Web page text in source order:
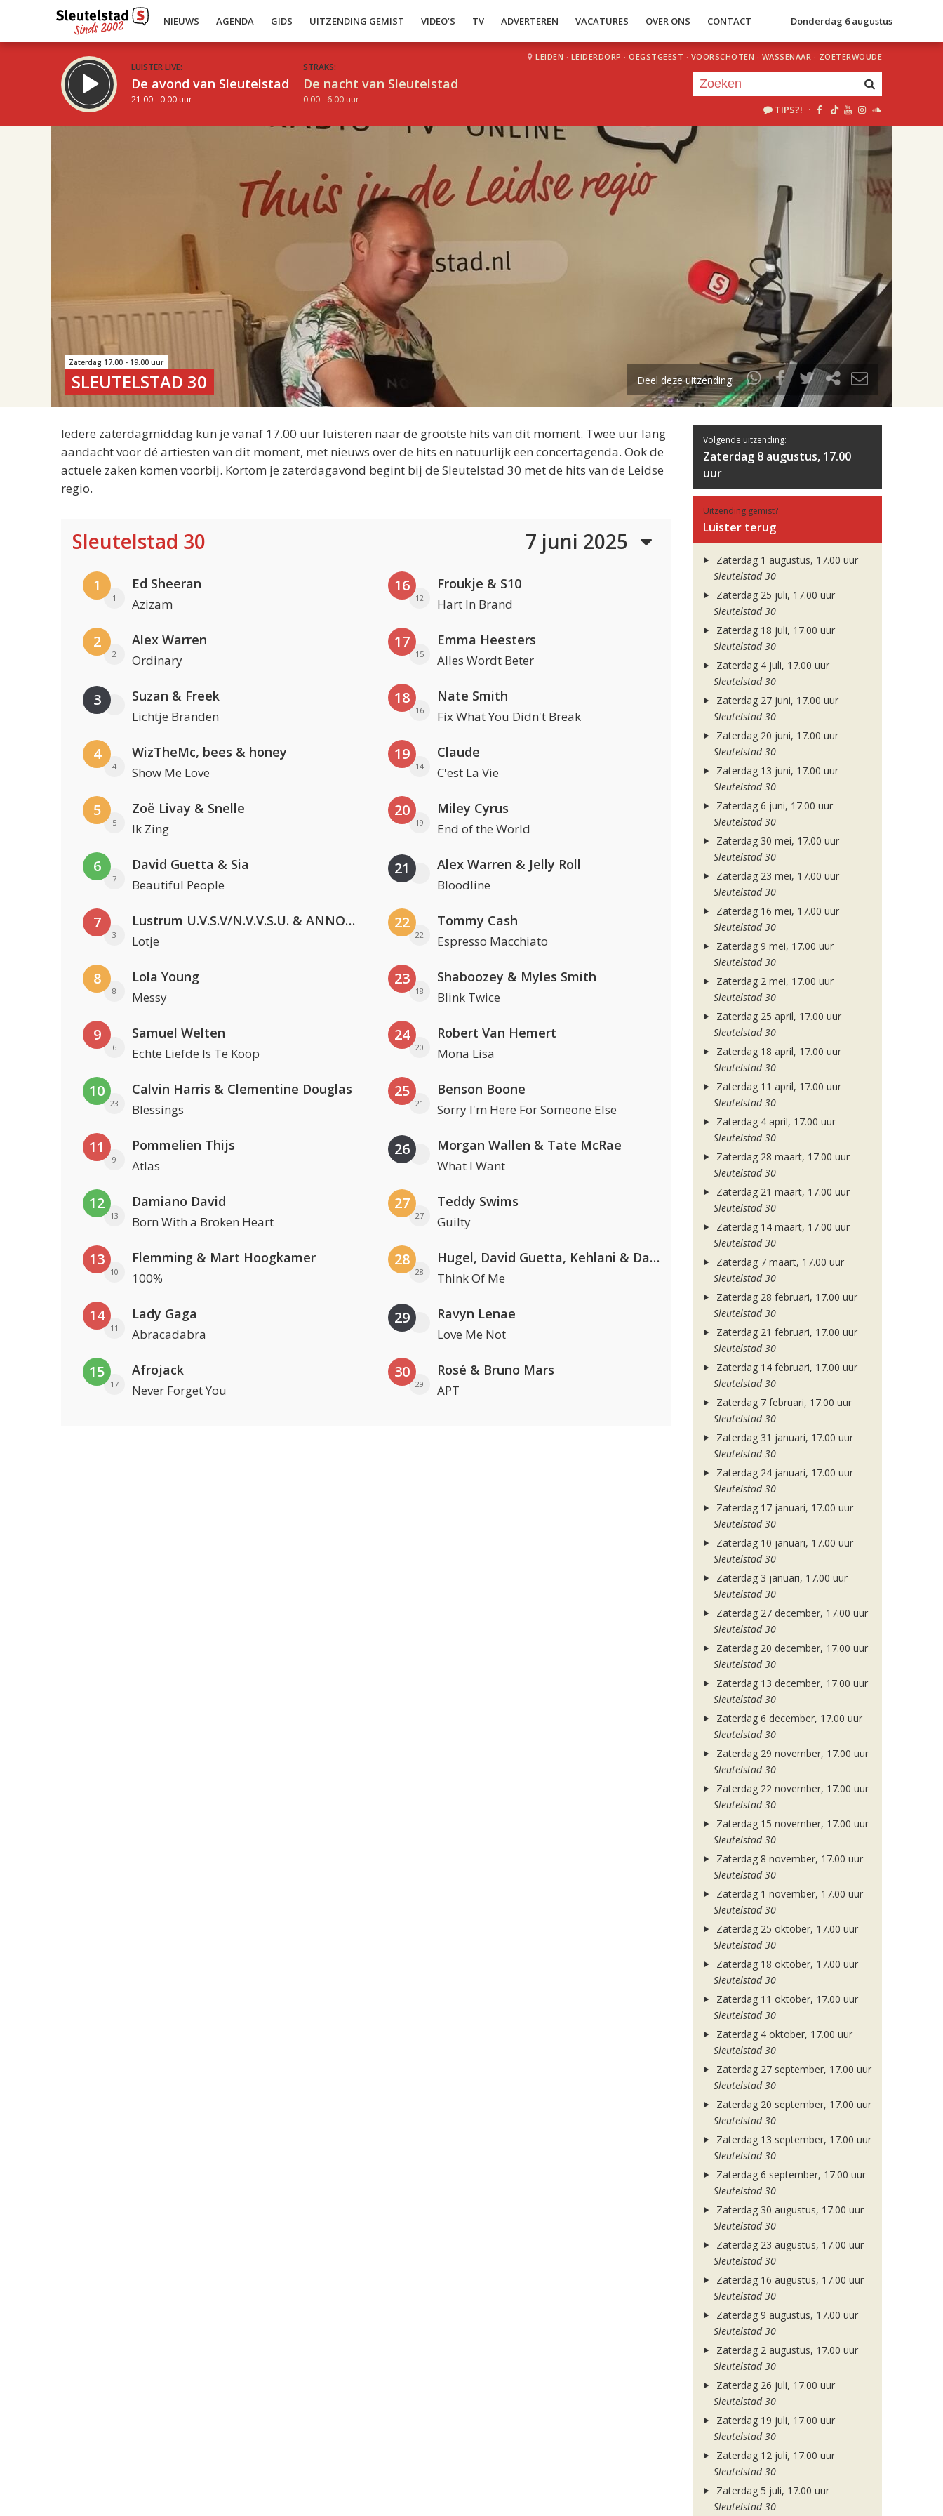
NIEUWS AGENDA GIDS UITZENDING GEMIST VIDEO’S TV ADVERTEREN VACATURES OVER ONS CONTACT Donderdag 6 augustus
LUISTER LIVE:
De avond van Sleutelstad
21.00 - 0.00 uur
STRAKS:
De nacht van Sleutelstad
0.00 - 6.00 uur
LEIDEN · LEIDERDORP · OEGSTGEEST · VOORSCHOTEN · WASSENAAR · ZOETERWOUDE
TIPS?! ·
uur 1 van 2
Volgend uur
Zaterdag 17.00 - 19.00 uur
SLEUTELSTAD 30 Deel deze uitzending!
Iedere zaterdagmiddag kun je vanaf 17.00 uur luisteren naar de grootste hits van dit moment. Twee uur lang
aandacht voor dé artiesten van dit moment, met nieuws over de hits en natuurlijk een concertagenda. Ook de
actuele zaken komen voorbij. Kortom je zaterdagavond begint bij de Sleutelstad 30 met de hits van de Leidse
regio.
Sleutelstad 30 7 juni 2025
1
1
Ed Sheeran
Azizam
2
2
Alex Warren
Ordinary
3 Suzan & Freek
Lichtje Branden
4
4
WizTheMc, bees & honey
Show Me Love
5
5
Zoë Livay & Snelle
Ik Zing
6
7
David Guetta & Sia
Beautiful People
7
3
Lustrum U.V.S.V/N.V.V.S.U. & ANNO ONS & Jopke van Dobbenburgh & Roeland Beelen
Lotje
8
8
Lola Young
Messy
9
6
Samuel Welten
Echte Liefde Is Te Koop
10
23
Calvin Harris & Clementine Douglas
Blessings
11
9
Pommelien Thijs
Atlas
12
13
Damiano David
Born With a Broken Heart
13
10
Flemming & Mart Hoogkamer
100%
14
11
Lady Gaga
Abracadabra
15
17
Afrojack
Never Forget You
16
12
Froukje & S10
Hart In Brand
17
15
Emma Heesters
Alles Wordt Beter
18
16
Nate Smith
Fix What You Didn't Break
19
14
Claude
C'est La Vie
20
19
Miley Cyrus
End of the World
21 Alex Warren & Jelly Roll
Bloodline
22
22
Tommy Cash
Espresso Macchiato
23
18
Shaboozey & Myles Smith
Blink Twice
24
20
Robert Van Hemert
Mona Lisa
25
21
Benson Boone
Sorry I'm Here For Someone Else
26 Morgan Wallen & Tate McRae
What I Want
27
27
Teddy Swims
Guilty
28
28
Hugel, David Guetta, Kehlani & Daecolm
Think Of Me
29 Ravyn Lenae
Love Me Not
30
29
Rosé & Bruno Mars
APT
Volgende uitzending:
Zaterdag 8 augustus, 17.00
uur
Uitzending gemist?
Luister terug
Zaterdag 1 augustus, 17.00 uur
Sleutelstad 30
Zaterdag 25 juli, 17.00 uur
Sleutelstad 30
Zaterdag 18 juli, 17.00 uur
Sleutelstad 30
Zaterdag 4 juli, 17.00 uur
Sleutelstad 30
Zaterdag 27 juni, 17.00 uur
Sleutelstad 30
Zaterdag 20 juni, 17.00 uur
Sleutelstad 30
Zaterdag 13 juni, 17.00 uur
Sleutelstad 30
Zaterdag 6 juni, 17.00 uur
Sleutelstad 30
Zaterdag 30 mei, 17.00 uur
Sleutelstad 30
Zaterdag 23 mei, 17.00 uur
Sleutelstad 30
Zaterdag 16 mei, 17.00 uur
Sleutelstad 30
Zaterdag 9 mei, 17.00 uur
Sleutelstad 30
Zaterdag 2 mei, 17.00 uur
Sleutelstad 30
Zaterdag 25 april, 17.00 uur
Sleutelstad 30
Zaterdag 18 april, 17.00 uur
Sleutelstad 30
Zaterdag 11 april, 17.00 uur
Sleutelstad 30
Zaterdag 4 april, 17.00 uur
Sleutelstad 30
Zaterdag 28 maart, 17.00 uur
Sleutelstad 30
Zaterdag 21 maart, 17.00 uur
Sleutelstad 30
Zaterdag 14 maart, 17.00 uur
Sleutelstad 30
Zaterdag 7 maart, 17.00 uur
Sleutelstad 30
Zaterdag 28 februari, 17.00 uur
Sleutelstad 30
Zaterdag 21 februari, 17.00 uur
Sleutelstad 30
Zaterdag 14 februari, 17.00 uur
Sleutelstad 30
Zaterdag 7 februari, 17.00 uur
Sleutelstad 30
Zaterdag 31 januari, 17.00 uur
Sleutelstad 30
Zaterdag 24 januari, 17.00 uur
Sleutelstad 30
Zaterdag 17 januari, 17.00 uur
Sleutelstad 30
Zaterdag 10 januari, 17.00 uur
Sleutelstad 30
Zaterdag 3 januari, 17.00 uur
Sleutelstad 30
Zaterdag 27 december, 17.00 uur
Sleutelstad 30
Zaterdag 20 december, 17.00 uur
Sleutelstad 30
Zaterdag 13 december, 17.00 uur
Sleutelstad 30
Zaterdag 6 december, 17.00 uur
Sleutelstad 30
Zaterdag 29 november, 17.00 uur
Sleutelstad 30
Zaterdag 22 november, 17.00 uur
Sleutelstad 30
Zaterdag 15 november, 17.00 uur
Sleutelstad 30
Zaterdag 8 november, 17.00 uur
Sleutelstad 30
Zaterdag 1 november, 17.00 uur
Sleutelstad 30
Zaterdag 25 oktober, 17.00 uur
Sleutelstad 30
Zaterdag 18 oktober, 17.00 uur
Sleutelstad 30
Zaterdag 11 oktober, 17.00 uur
Sleutelstad 30
Zaterdag 4 oktober, 17.00 uur
Sleutelstad 30
Zaterdag 27 september, 17.00 uur
Sleutelstad 30
Zaterdag 20 september, 17.00 uur
Sleutelstad 30
Zaterdag 13 september, 17.00 uur
Sleutelstad 30
Zaterdag 6 september, 17.00 uur
Sleutelstad 30
Zaterdag 30 augustus, 17.00 uur
Sleutelstad 30
Zaterdag 23 augustus, 17.00 uur
Sleutelstad 30
Zaterdag 16 augustus, 17.00 uur
Sleutelstad 30
Zaterdag 9 augustus, 17.00 uur
Sleutelstad 30
Zaterdag 2 augustus, 17.00 uur
Sleutelstad 30
Zaterdag 26 juli, 17.00 uur
Sleutelstad 30
Zaterdag 19 juli, 17.00 uur
Sleutelstad 30
Zaterdag 12 juli, 17.00 uur
Sleutelstad 30
Zaterdag 5 juli, 17.00 uur
Sleutelstad 30